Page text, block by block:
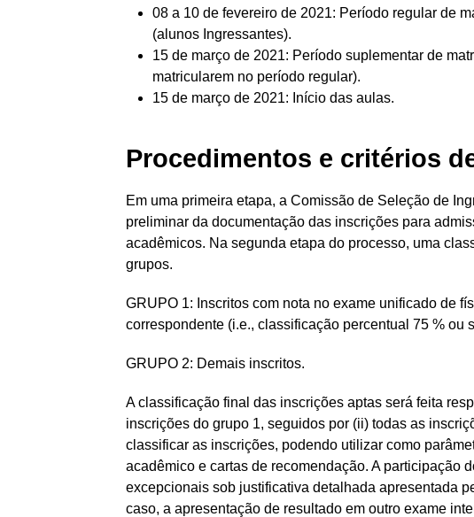
08 a 10 de fevereiro de 2021: Período regular de
(alunos Ingressantes).
15 de março de 2021: Período suplementar de
matricularem no período regular).
15 de março de 2021: Início das aulas.
Procedimentos e critérios
Em uma primeira etapa, a Comissão de Seleção de
preliminar da documentação das inscrições para
acadêmicos. Na segunda etapa do processo, uma
grupos.
GRUPO 1: Inscritos com nota no exame unificado de
correspondente (i.e., classificação percentual 75 % ou
GRUPO 2: Demais inscritos.
A classificação final das inscrições aptas será feita
inscrições do grupo 1, seguidos por (ii) todas as
classificar as inscrições, podendo utilizar como
acadêmico e cartas de recomendação. A participação
excepcionais sob justificativa detalhada apresentada
caso, a apresentação de resultado em outro exame